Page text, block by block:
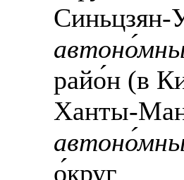
Синьцзян-
райо́н (в
Ханты-
о́круг